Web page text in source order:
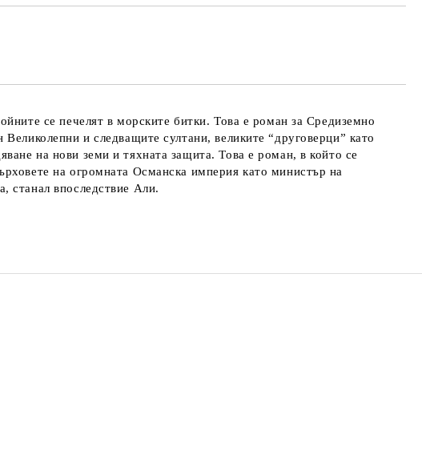
се печелят в морските битки. Това е роман за Средиземно
и следващите султани, великите “друговерци” като
на нови земи и тяхната защита. Това е роман, в който се
на огромната Османска империя като министър на
станал впоследствие Али.